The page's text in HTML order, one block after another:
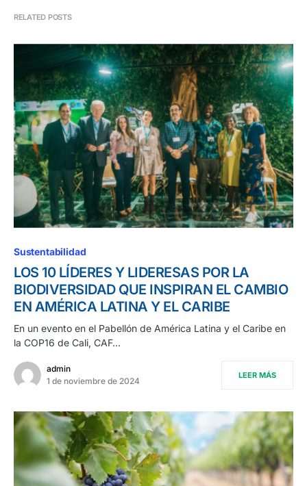
RELATED POSTS
Sustentabilidad
LOS 10 LÍDERES Y LIDERESAS POR LA
BIODIVERSIDAD QUE INSPIRAN EL CAMBIO
EN AMÉRICA LATINA Y EL CARIBE
En un evento en el Pabellón de América Latina y el Caribe en
la COP16 de Cali, CAF…
admin
1 de noviembre de 2024
LEER MÁS